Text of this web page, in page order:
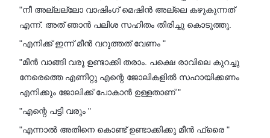
"നീ അല്ലല്ലോ വാഷിംഗ്‌ മെഷിൻ അല്ലെ കഴുകുന്നത്
എന്ന്. അത് ഞാൻ പലിശ സഹിതം തിരിച്ചു കൊടുത്തു.
"എനിക്ക് ഇന്ന് മീൻ വറുത്തത് വേണം "
"മീൻ വാങ്ങി വരൂ ഉണ്ടാക്കി തരാം. പക്ഷെ രാവിലെ കുറച്ചു
നേരെത്തെ എണീറ്റു എന്റെ ജോലികളിൽ സഹായിക്കണം
എനിക്കും ജോലിക്ക് പോകാൻ ഉള്ളതാണ് "
"എന്റെ പട്ടി വരും "
"എന്നാൽ അതിനെ കൊണ്ട് ഉണ്ടാക്കിക്കു മീൻ ഫ്രൈ "